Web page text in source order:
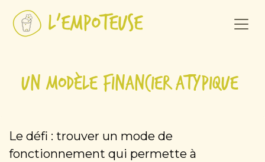
Se rendre au contenu
Un modèle financier atypique
Le défi : trouver un mode de
fonctionnement qui permette à